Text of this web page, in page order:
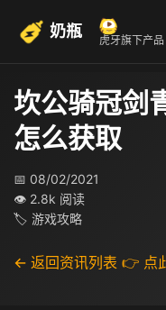
奶瓶 虎牙旗下产品
坎公骑冠剑
怎么获取
📅 08/02/2021
👁 2.8k 阅读
🏷 游戏攻略
← 返回资讯列表 👉 点